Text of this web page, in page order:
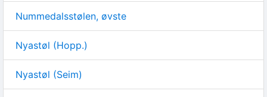
Nummedalsstølen, øvste
Nyastøl (Hopp.)
Nyastøl (Seim)